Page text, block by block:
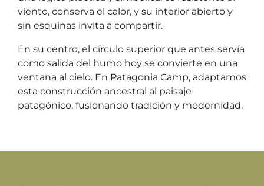
viento, conserva el calor, y su interior abierto y
sin esquinas invita a compartir.
En su centro, el círculo superior que antes servía
como salida del humo hoy se convierte en una
ventana al cielo. En Patagonia Camp, adaptamos
esta construcción ancestral al paisaje
patagónico, fusionando tradición y modernidad.